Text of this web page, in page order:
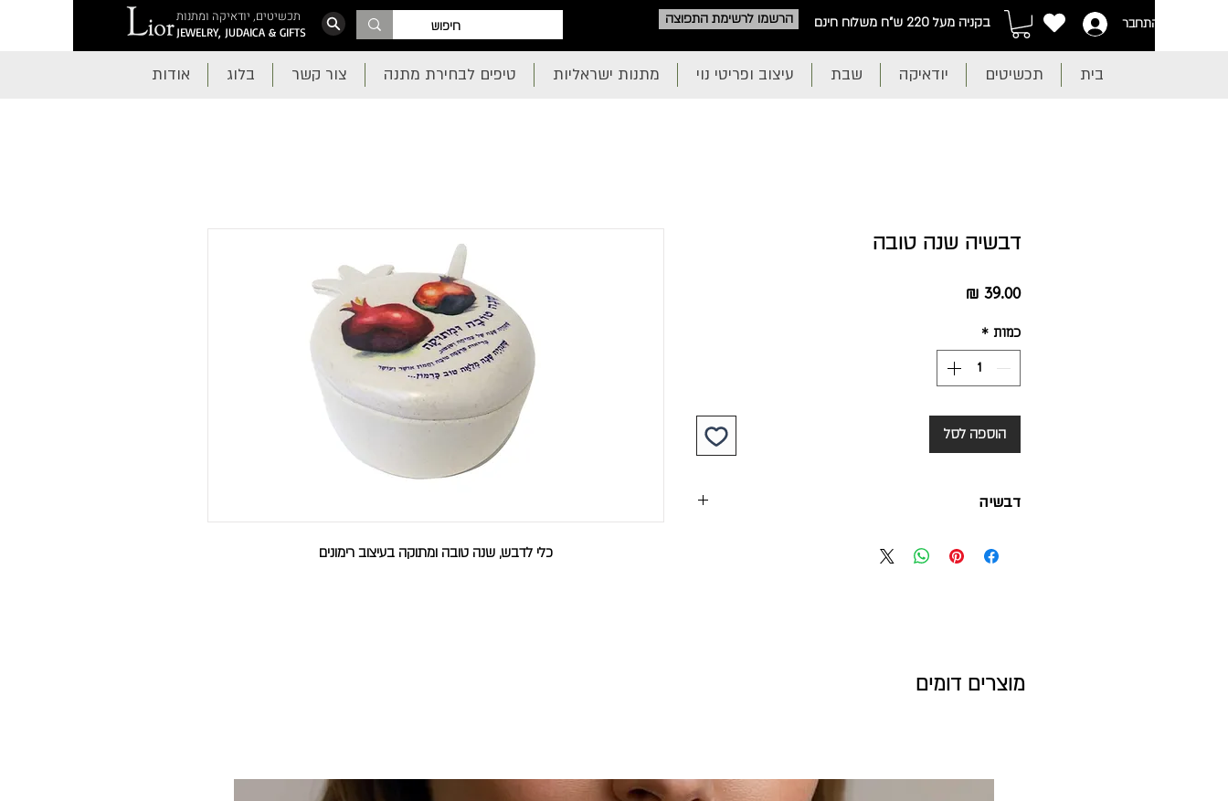
תכשיטים, יודאיקה ומתנות
JEWELRY, JUDAICA & GIFTS
הרשמו לרשימת התפוצה בקניה מעל 220 ש"ח משלוח חינם התחבר
בית תכשיטים יודאיקה שבת עיצוב ופריטי נוי מתנות ישראליות טיפים לבחירת מתנה צור קשר בלוג אודות
כלי לדבש, שנה טובה ומתוקה בעיצוב רימונים
דבשיה שנה טובה
כמות *
הוספה לסל
דבשיה
מוצרים דומים